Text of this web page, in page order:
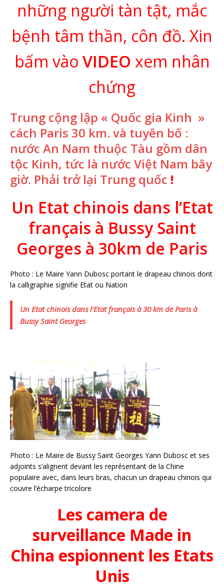
những người tàn tật, mắc
bệnh tâm thần, côn đồ. Xin
bấm vào VIDEO xem nhân
chứng
Trung cộng lập « Quốc gia Kinh »
cách Paris 30 km. và tuyên bố :
nước An Nam thuộc Tàu gồm dân
tộc Kinh, tức là nước Việt Nam bây
giờ. Phải trở lại Trung quốc !
Un Etat chinois dans l’Etat
français à Bussy Saint
Georges à 30km de Paris
Photo : Le Maire Yann Dubosc portant le drapeau chinois dont
la calligraphie signifie Etat ou Nation
Un Etat chinois dans l’Etat français à 30 km de Paris à
Bussy Saint Georges
Photo : Le Maire de Bussy Saint Georges Yann Dubosc et ses
adjoints s’alignent devant les représentant de la Chine
populaire avec, dans leurs bras, chacun un drapeau chinois qui
couvre l’écharpe tricolore
Les camera de
surveillance Made in
China espionnent les Etats
Unis